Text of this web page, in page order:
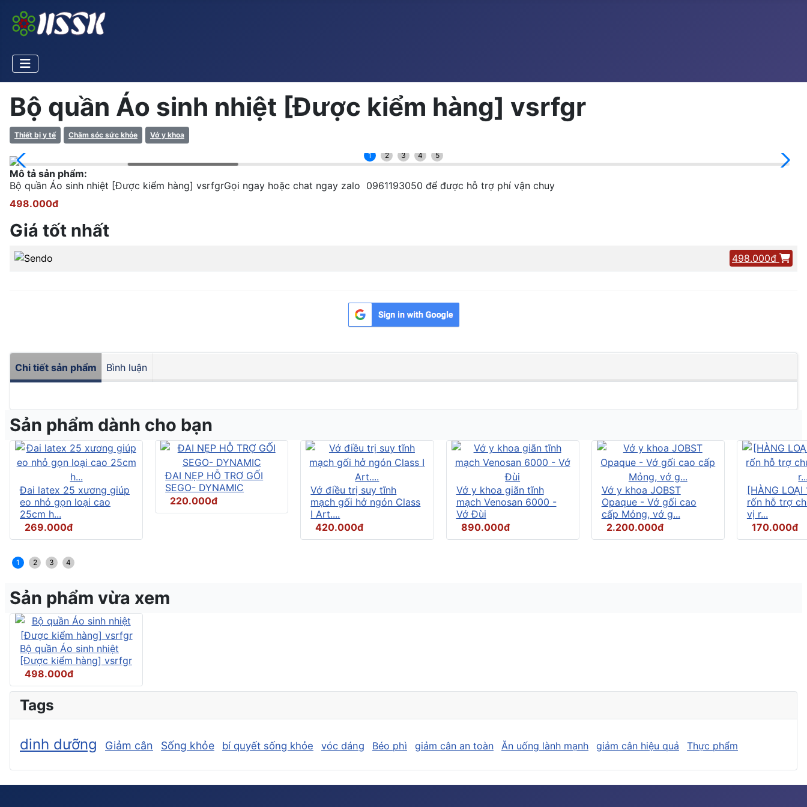
Bộ quần Áo sinh nhiệt [Được kiểm hàng] vsrfgr
Thiết bị y tế Chăm sóc sức khỏe Vớ y khoa
1 2 3 4 5
Mô tả sản phẩm:
Bộ quần Áo sinh nhiệt [Được kiểm hàng] vsrfgrGọi ngay hoặc chat ngay zalo 0961193050 để được hỗ trợ phí vận chuy
498.000đ
Giá tốt nhất
498.000đ
Chi tiết sản phẩm Bình luận
Sản phẩm dành cho bạn
Đai latex 25 xương giúp
eo nhỏ gọn loại cao
25cm h...
269.000đ
ĐAI NẸP HỖ TRỢ GỐI
SEGO- DYNAMIC
220.000đ
Vớ điều trị suy tĩnh
mạch gối hở ngón Class
I Art....
420.000đ
Vớ y khoa giãn tĩnh
mạch Venosan 6000 -
Vớ Đùi
890.000đ
Vớ y khoa JOBST
Opaque - Vớ gối cao
cấp Mỏng, vớ g...
2.200.000đ
[HÀNG
rốn hỗ trợ
vị r...
170.000đ
1 2 3 4
Sản phẩm vừa xem
Bộ quần Áo sinh nhiệt
[Được kiểm hàng] vsrfgr
498.000đ
Tags
dinh dưỡng Giảm cân Sống khỏe bí quyết sống khỏe vóc dáng Béo phì giảm cân an toàn Ăn uống lành mạnh giảm cân hiệu quả Thực phẩm